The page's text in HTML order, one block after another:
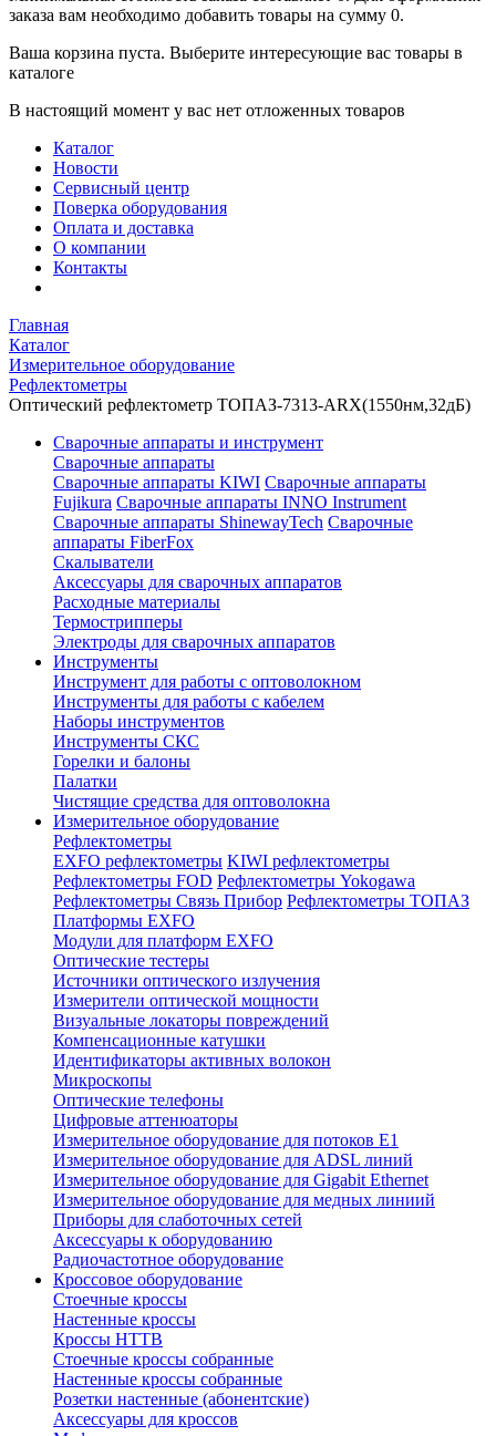
заказа вам необходимо добавить товары на сумму 0.
Ваша корзина пуста. Выберите интересующие вас товары в
каталоге
В настоящий момент у вас нет отложенных товаров
Каталог
Новости
Сервисный центр
Поверка оборудования
Оплата и доставка
О компании
Контакты
Главная
Каталог
Измерительное оборудование
Рефлектометры
Оптический рефлектометр ТОПАЗ-7313-ARX(1550нм,32дБ)
Сварочные аппараты и инструмент
Сварочные аппараты
Сварочные аппараты KIWI Сварочные аппараты
Fujikura Сварочные аппараты INNO Instrument
Сварочные аппараты ShinewayTech Cварочные
аппараты FiberFox
Скалыватели
Аксессуары для сварочных аппаратов
Расходные материалы
Термострипперы
Электроды для сварочных аппаратов
Инструменты
Инструмент для работы с оптоволокном
Инструменты для работы с кабелем
Наборы инструментов
Инструменты СКС
Горелки и балоны
Палатки
Чистящие средства для оптоволокна
Измерительное оборудование
Рефлектометры
EXFO рефлектометры KIWI рефлектометры
Рефлектометры FOD Рефлектометры Yokogawa
Рефлектометры Связь Прибор Рефлектометры ТОПАЗ
Платформы EXFO
Модули для платформ EXFO
Оптические тестеры
Источники оптического излучения
Измерители оптической мощности
Визуальные локаторы повреждений
Компенсационные катушки
Идентификаторы активных волокон
Микроскопы
Оптические телефоны
Цифровые аттенюаторы
Измерительное оборудование для потоков Е1
Измерительное оборудование для ADSL линий
Измерительное оборудование для Gigabit Ethernet
Измерительное оборудование для медных линиий
Приборы для слаботочных сетей
Аксессуары к оборудованию
Радиочастотное оборудование
Кроссовое оборудование
Стоечные кроссы
Настенные кроссы
Кроссы HTTB
Стоечные кроссы собранные
Настенные кроссы собранные
Розетки настенные (абонентские)
Аксессуары для кроссов